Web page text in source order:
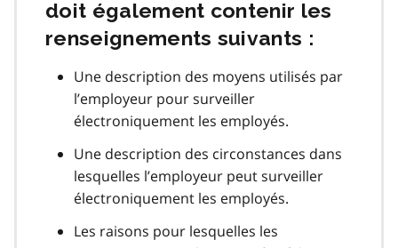
doit également contenir les
renseignements suivants :
Une description des moyens utilisés par
l’employeur pour surveiller
électroniquement les employés.
Une description des circonstances dans
lesquelles l’employeur peut surveiller
électroniquement les employés.
Les raisons pour lesquelles les